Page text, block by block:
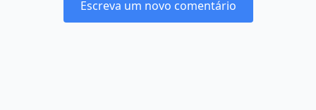
Escreva um novo comentário